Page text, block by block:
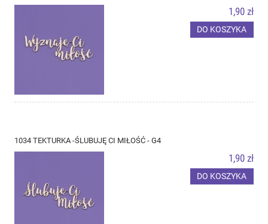
1,90 zł
DO KOSZYKA
1034 TEKTURKA -ŚLUBUJĘ CI MIŁOŚĆ - G4
1,90 zł
DO KOSZYKA